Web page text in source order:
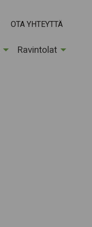
OTA YHTEYTTÄ
Ravintolat